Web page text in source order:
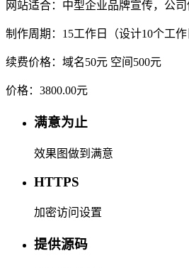
网站适合：中型企业品牌宣传，公
制作周期：15工作日（设计10个工作
续费价格：域名50元 空间500元
价格： 3800.00元
满意为止
效果图做到满意
HTTPS
加密访问设置
提供源码